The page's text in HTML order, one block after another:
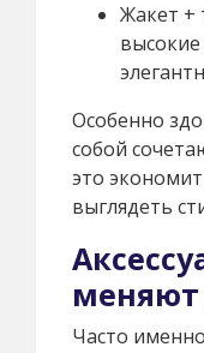
Жакет +
Особенно
собой
это
выглядеть
меняют
Часто